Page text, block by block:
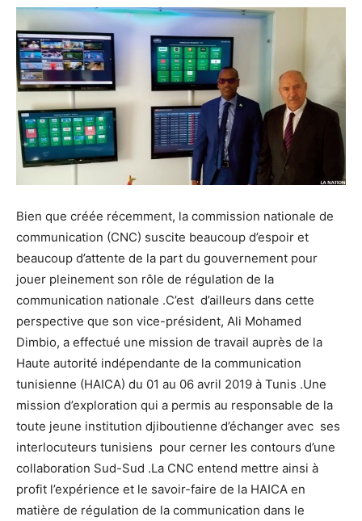
Bien que créée récemment, la commission nationale de
communication (CNC) suscite beaucoup d’espoir et
beaucoup d’attente de la part du gouvernement pour
jouer pleinement son rôle de régulation de la
communication nationale .C’est d’ailleurs dans cette
perspective que son vice-président, Ali Mohamed
Dimbio, a effectué une mission de travail auprès de la
Haute autorité indépendante de la communication
tunisienne (HAICA) du 01 au 06 avril 2019 à Tunis .Une
mission d’exploration qui a permis au responsable de la
toute jeune institution djiboutienne d’échanger avec ses
interlocuteurs tunisiens pour cerner les contours d’une
collaboration Sud-Sud .La CNC entend mettre ainsi à
profit l’expérience et le savoir-faire de la HAICA en
matière de régulation de la communication dans le